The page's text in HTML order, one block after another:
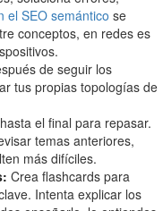
el SEO semántico se
conceptos, en redes es
de seguir los
tus propias topologías de
el final para repasar.
temas anteriores,
más difíciles.
Crea flashcards para
Intenta explicar los